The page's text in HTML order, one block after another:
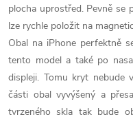
plocha uprostřed. Pevně
lze rychle položit na
Obal na iPhone perfektně
tento model a také po
displeji. Tomu kryt nebude
části obal vyvýšený a
tvrzeného skla tak bude